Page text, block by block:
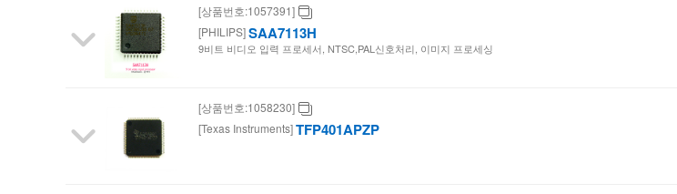
[상품번호:1057391]
[PHILIPS]SAA7113H
9비트 비디오 입력 프로세서, NTSC,PAL신호처리, 이미지 프로세싱
[상품번호:1058230]
[Texas Instruments]TFP401APZP